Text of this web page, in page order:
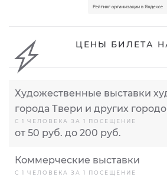
ЦЕНЫ БИЛЕТА
Художественные выставки
города Твери и других
С 1 ЧЕЛОВЕКА ЗА 1 ПОСЕЩЕНИЕ
от 50 руб. до 200 руб.
Коммерческие выставки
С 1 ЧЕЛОВЕКА ЗА 1 ПОСЕЩЕНИЕ